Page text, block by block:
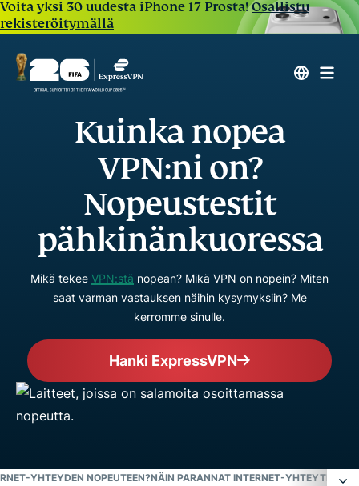
Voita yksi 30 uudesta iPhone 17 Prosta!Osallistu
rekisteröitymällä
Kuinka nopea
VPN:ni on?
Nopeustestit
pähkinänkuoressa
Mikä tekee VPN:stä nopean? Mikä VPN on nopein? Miten
saat varman vastauksen näihin kysymyksiin? Me
kerromme sinulle.
Hanki ExpressVPN
YHTEYDEN NOPEUTEEN?NÄIN PARANNAT INTERNET-YHTEYTESI